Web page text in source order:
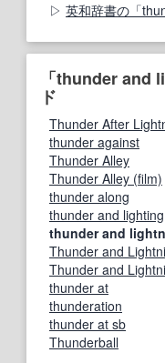
英和辞書の「
「thunder and
ド
Thunder After
thunder against
Thunder Alley
Thunder Alley (film)
thunder along
thunder and lighting
thunder and
Thunder and
Thunder and
thunder at
thunderation
thunder at sb
Thunderball